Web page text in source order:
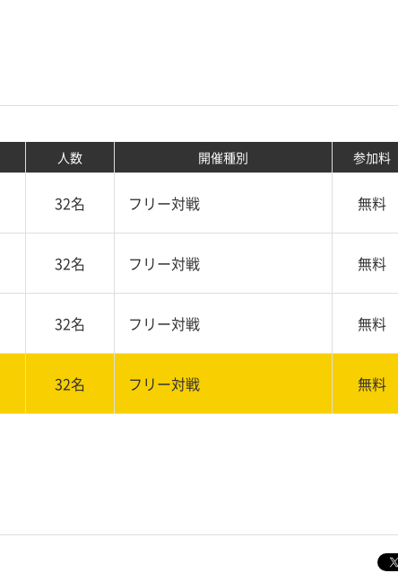
人数 開催種別 参加料
32名 フリー対戦 無料
32名 フリー対戦 無料
32名 フリー対戦 無料
32名 フリー対戦 無料